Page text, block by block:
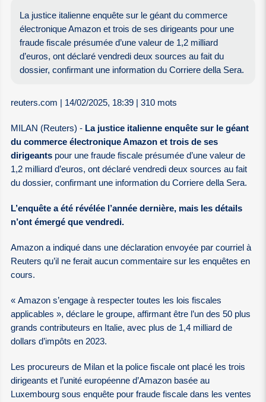
La justice italienne enquête sur le géant du commerce
électronique Amazon et trois de ses dirigeants pour une
fraude fiscale présumée d’une valeur de 1,2 milliard
d’euros, ont déclaré vendredi deux sources au fait du
dossier, confirmant une information du Corriere della Sera.
reuters.com | 14/02/2025, 18:39 | 310 mots
MILAN (Reuters) - La justice italienne enquête sur le géant
du commerce électronique Amazon et trois de ses
dirigeants pour une fraude fiscale présumée d’une valeur de
1,2 milliard d’euros, ont déclaré vendredi deux sources au fait
du dossier, confirmant une information du Corriere della Sera.
L’enquête a été révélée l’année dernière, mais les détails
n’ont émergé que vendredi.
Amazon a indiqué dans une déclaration envoyée par courriel à
Reuters qu’il ne ferait aucun commentaire sur les enquêtes en
cours.
« Amazon s’engage à respecter toutes les lois fiscales
applicables », déclare le groupe, affirmant être l’un des 50 plus
grands contributeurs en Italie, avec plus de 1,4 milliard de
dollars d’impôts en 2023.
Les procureurs de Milan et la police fiscale ont placé les trois
dirigeants et l’unité européenne d’Amazon basée au
Luxembourg sous enquête pour fraude fiscale dans les ventes